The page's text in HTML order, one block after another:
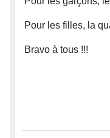
Pour les filles, la
Bravo à tous !!!